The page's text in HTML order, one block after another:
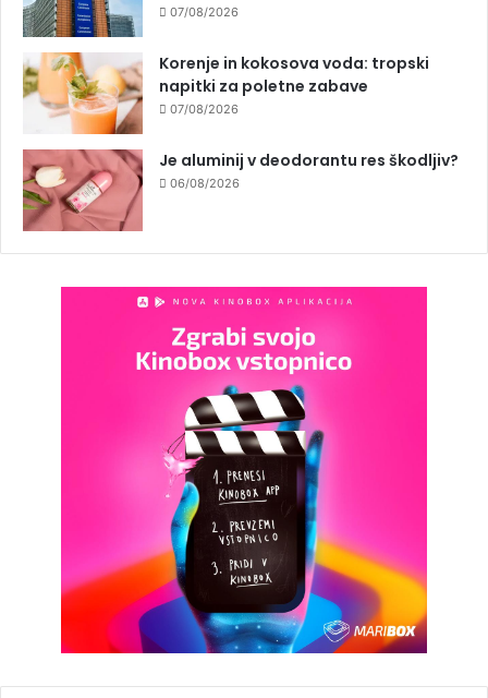
07/08/2026
Korenje in kokosova voda: tropski
napitki za poletne zabave
07/08/2026
Je aluminij v deodorantu res škodljiv?
06/08/2026